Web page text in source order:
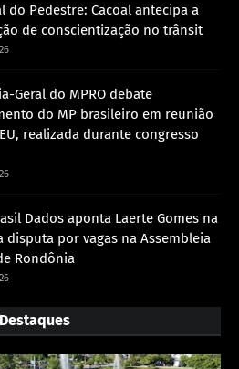
do Pedestre: Cacoal antecipa a
de conscientização no trânsit
Geral do MPRO debate
do MP brasileiro em reunião
realizada durante congresso
Dados aponta Laerte Gomes na
disputa por vagas na Assembleia
Rondônia
Destaques